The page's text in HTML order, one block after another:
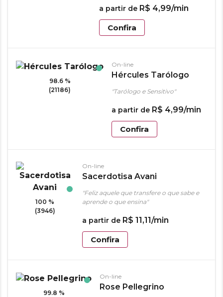
a partir de R$ 4,99/min
Confira
98.6 %
(21186)
On-line
Hércules Tarólogo
"Tarólogo e Sensitivo"
a partir de R$ 4,99/min
Confira
100 %
(3946)
On-line
Sacerdotisa Avani
"Feliz aquele que transfere o que sabe e
aprende o que ensina"
a partir de R$ 11,11/min
Confira
99.8 %
On-line
Rose Pellegrino